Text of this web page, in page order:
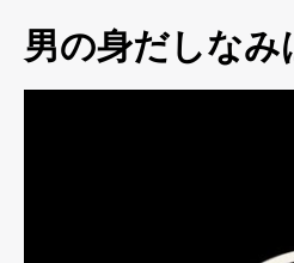
男の身だしなみ